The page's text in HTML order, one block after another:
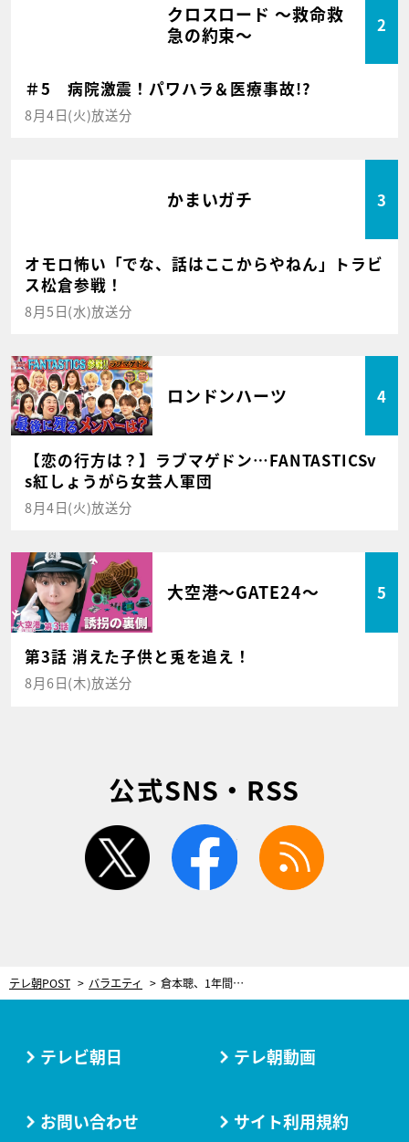
クロスロード ～救命救
急の約束～
2
＃5 病院激震！パワハラ＆医療事故!?
8月4日(火)放送分
かまいガチ 3
オモロ怖い「でな、話はここからやねん」トラビ
ス松倉参戦！
8月5日(水)放送分
ロンドンハーツ 4
【恋の行方は？】ラブマゲドン…FANTASTICSv
s紅しょうがら女芸人軍団
8月4日(火)放送分
大空港～GATE24～ 5
第3話 消えた子供と兎を追え！
8月6日(木)放送分
公式SNS・RSS
twitter facebook
テレ朝POST バラエティ 倉本聰、1年間続く連ドラの脚本をすべて「手書き」！そのため“あるもの”に悩まされる
テレビ朝日 テレ朝動画
お問い合わせ サイト利用規約